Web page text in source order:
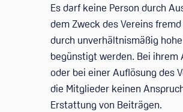
Es darf keine Person durch
dem Zweck des Vereins
durch unverhältnismäßig
begünstigt werden. Bei ihrem
oder bei einer Auflösung des
die Mitglieder keinen
Erstattung von Beiträgen.